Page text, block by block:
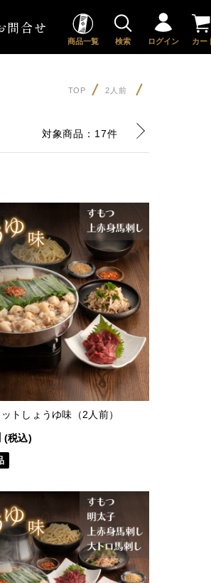
問合せ
商品一覧 検索 ログイン カー
TOP 2人前
対象商品： 17件
トしょうゆ味（2人前）
(税込)